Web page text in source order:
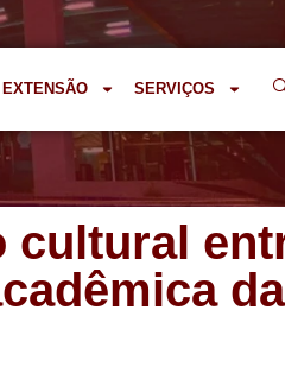
EXTENSÃO SERVIÇOS
cultural
da